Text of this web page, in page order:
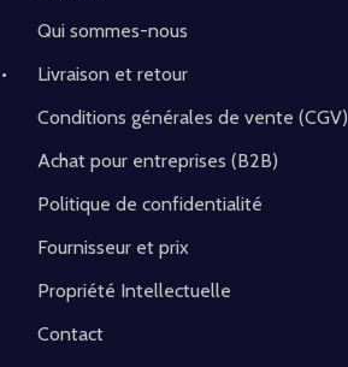
Qui sommes-nous
Livraison et retour
Conditions générales de vente (CGV)
Achat pour entreprises (B2B)
Politique de confidentialité
Fournisseur et prix
Propriété Intellectuelle
Contact